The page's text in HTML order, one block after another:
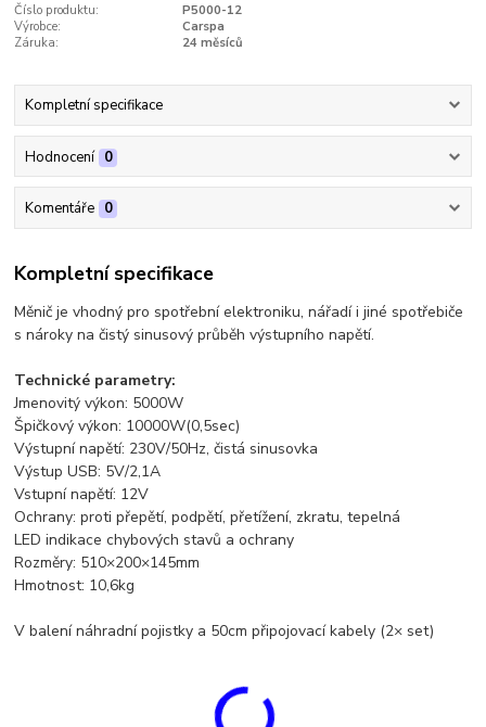
Číslo produktu:
P5000-12
Výrobce:
Carspa
Záruka:
24 měsíců
Kompletní specifikace
Hodnocení 0
Komentáře 0
Kompletní specifikace
Měnič je vhodný pro spotřební elektroniku, nářadí i jiné spotřebiče
s nároky na čistý sinusový průběh výstupního napětí.
Technické parametry:
Jmenovitý výkon: 5000W
Špičkový výkon: 10000W(0,5sec)
Výstupní napětí: 230V/50Hz, čistá sinusovka
Výstup USB: 5V/2,1A
Vstupní napětí: 12V
Ochrany: proti přepětí, podpětí, přetížení, zkratu, tepelná
LED indikace chybových stavů a ochrany
Rozměry: 510×200×145mm
Hmotnost: 10,6kg
V balení náhradní pojistky a 50cm připojovací kabely (2× set)